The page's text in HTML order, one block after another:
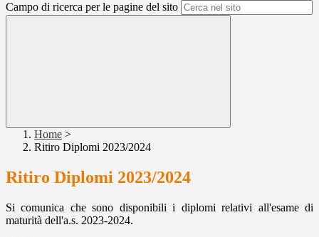
Campo di ricerca per le pagine del sito
Home >
Ritiro Diplomi 2023/2024
Ritiro Diplomi 2023/2024
Si comunica che sono disponibili i diplomi relativi all'esame di
maturità dell'a.s. 2023-2024.